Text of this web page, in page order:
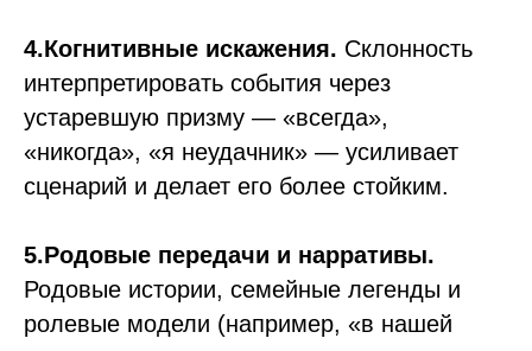
4.Когнитивные искажения. Склонность
интерпретировать события через
устаревшую призму — «всегда»,
«никогда», «я неудачник» — усиливает
сценарий и делает его более стойким.
5.Родовые передачи и нарративы.
Родовые истории, семейные легенды и
ролевые модели (например, «в нашей